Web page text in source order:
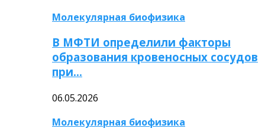
Молекулярная биофизика
В МФТИ определили факторы
образования кровеносных сосудов
при…
06.05.2026
Молекулярная биофизика